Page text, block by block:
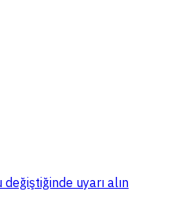
değiştiğinde uyarı alın